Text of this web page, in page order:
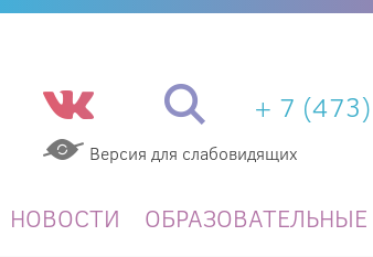
Версия для слабовидящих
+ 7
НОВОСТИ